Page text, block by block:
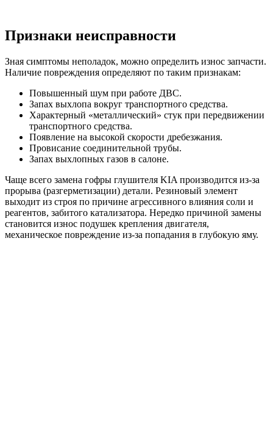
Признаки неисправности
Зная симптомы неполадок, можно определить износ запчасти.
Наличие повреждения определяют по таким признакам:
Повышенный шум при работе ДВС.
Запах выхлопа вокруг транспортного средства.
Характерный «металлический» стук при передвижении
транспортного средства.
Появление на высокой скорости дребезжания.
Провисание соединительной трубы.
Запах выхлопных газов в салоне.
Чаще всего замена гофры глушителя KIA производится из-за
прорыва (разгерметизации) детали. Резиновый элемент
выходит из строя по причине агрессивного влияния соли и
реагентов, забитого катализатора. Нередко причиной замены
становится износ подушек крепления двигателя,
механическое повреждение из-за попадания в глубокую яму.